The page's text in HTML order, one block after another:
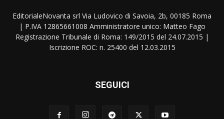
EditorialeNovanta srl Via Ludovico di Savoia, 2b, 00185 Roma
| P.IVA 12865661008 Amministratore unico: Matteo Fago
Registrazione Tribunale di Roma: 149/2015 del 24.07.2015 |
Iscrizione ROC: n. 25400 del 12.03.2015
SEGUICI